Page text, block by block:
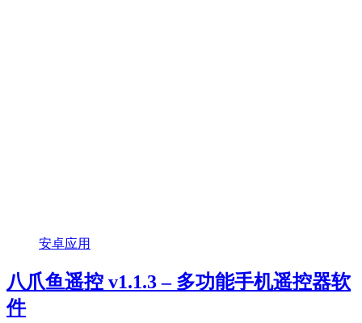
安卓应用
八爪鱼遥控 v1.1.3 – 多功能手机遥控器软
件